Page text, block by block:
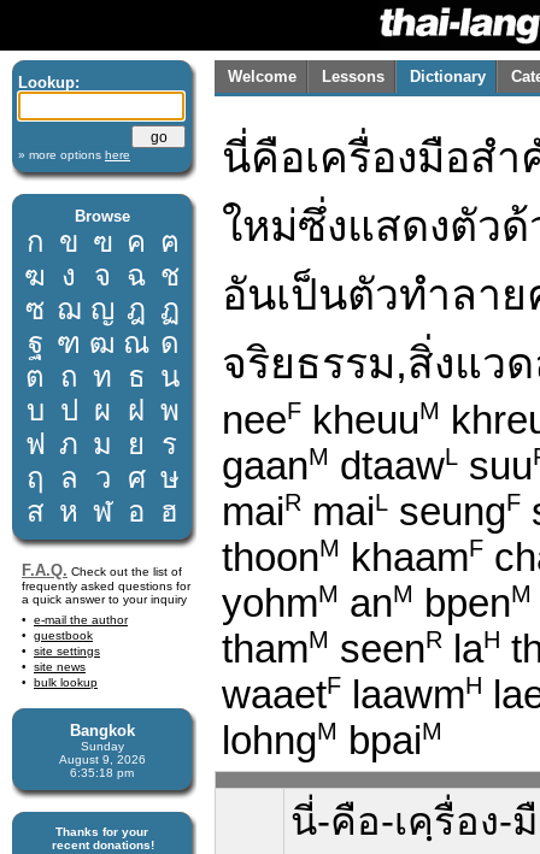
Lookup:
» more options here
Browse
ก ข ฃ ค ฅ
ฆ ง จ ฉ ช
ซ ฌ ญ ฎ ฏ
ฐ ฑ ฒ ณ ด
ต ถ ท ธ น
บ ป ผ ฝ พ
ฟ ภ ม ย
ร
ฤ
ล ว ศ ษ
ส ห ฬ อ ฮ
F.A.Q. Check out the list of
frequently asked questions for
a quick answer to your inquiry
e-mail the author
guestbook
site settings
site news
bulk lookup
Bangkok
Sunday
August 9, 2026
6:35:19 pm
Thanks for your
recent donations!
Welcome Lessons Dictionary
นี่คือเครื่องมือส
ใหม่ซึ่งแสดงตัว
อันเป็นตัวทำลา
จริยธรรม,สิ่งแว
neeF kheuuM
gaanM dtaawL suu
maiR maiL seungF
thoonM khaamF
yohmM anM bpenM
thamM seenR laH
waaetF laawmH
lohngM bpaiM
นี่-คือ-เคฺรื่อง-